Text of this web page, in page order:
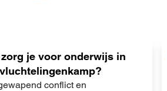
zorg je voor onderwijs in
conflict en